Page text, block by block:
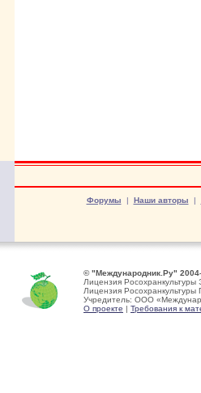
Форумы | Наши авторы |
© "Международник.Ру"
Лицензия
Лицензия
Учредитель: ООО
О проекте | Требования к